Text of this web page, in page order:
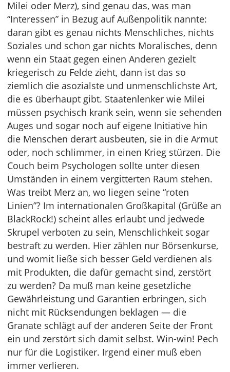
Milei oder Merz), sind genau das, was man
“Interessen” in Bezug auf Außenpolitik nannte:
daran gibt es genau nichts Menschliches, nichts
Soziales und schon gar nichts Moralisches, denn
wenn ein Staat gegen einen Anderen gezielt
kriegerisch zu Felde zieht, dann ist das so
ziemlich die asozialste und unmenschlichste Art,
die es überhaupt gibt. Staatenlenker wie Milei
müssen psychisch krank sein, wenn sie sehenden
Auges und sogar noch auf eigene Initiative hin
die Menschen derart ausbeuten, sie in die Armut
oder, noch schlimmer, in einen Krieg stürzen. Die
Couch beim Psychologen sollte unter diesen
Umständen in einem vergitterten Raum stehen.
Was treibt Merz an, wo liegen seine “roten
Linien”? Im internationalen Großkapital (Grüße an
BlackRock!) scheint alles erlaubt und jedwede
Skrupel verboten zu sein, Menschlichkeit sogar
bestraft zu werden. Hier zählen nur Börsenkurse,
und womit ließe sich besser Geld verdienen als
mit Produkten, die dafür gemacht sind, zerstört
zu werden? Da muß man keine gesetzliche
Gewährleistung und Garantien erbringen, sich
nicht mit Rücksendungen beklagen — die
Granate schlägt auf der anderen Seite der Front
ein und zerstört sich damit selbst. Win-win! Pech
nur für die Logistiker. Irgend einer muß eben
immer verlieren.